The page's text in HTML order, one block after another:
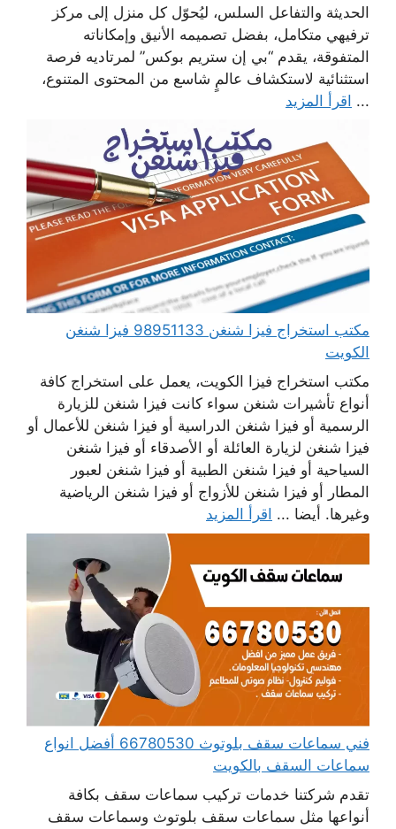
الحديثة والتفاعل السلس، ليُحوّل كل منزل إلى مركز
ترفيهي متكامل، بفضل تصميمه الأنيق وإمكاناته
المتفوقة، يقدم “بي إن ستريم بوكس” لمرتاديه فرصة
استثنائية لاستكشاف عالمٍ شاسع من المحتوى المتنوع،
... اقرأ المزيد
مكتب استخراج فيزا شنغن 98951133 فيزا شنغن
الكويت
مكتب استخراج فيزا الكويت، يعمل على استخراج كافة
أنواع تأشيرات شنغن سواء كانت فيزا شنغن للزيارة
الرسمية أو فيزا شنغن الدراسية أو فيزا شنغن للأعمال أو
فيزا شنغن لزيارة العائلة أو الأصدقاء أو فيزا شنغن
السياحية أو فيزا شنغن الطبية أو فيزا شنغن لعبور
المطار أو فيزا شنغن للأزواج أو فيزا شنغن الرياضية
وغيرها. أيضا ... اقرأ المزيد
فني سماعات سقف بلوتوث 66780530 أفضل انواع
سماعات السقف بالكويت
تقدم شركتنا خدمات تركيب سماعات سقف بكافة
أنواعها مثل سماعات سقف بلوتوث وسماعات سقف